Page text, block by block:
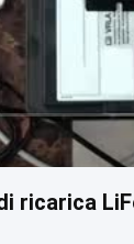
ricarica